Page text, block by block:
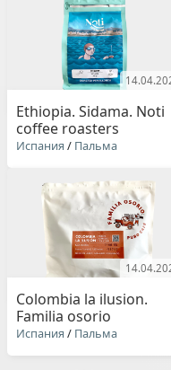
Ethiopia. Sidama. Noti
coffee roasters
Испания / Пальма
Colombia la ilusion.
Familia osorio
Испания / Пальма